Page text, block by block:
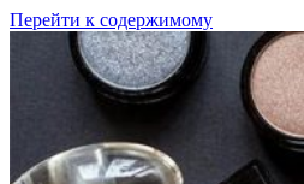
Перейти к содержимому